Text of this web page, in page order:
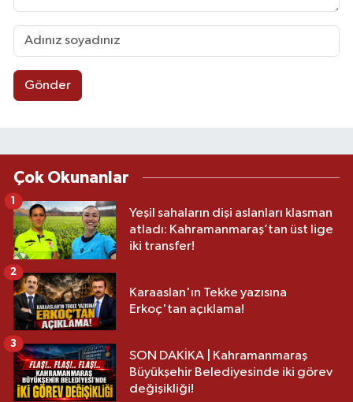
Gönder
Çok Okunanlar
Yeşil sahaların dişi aslanları klasman
atladı: Kahramanmaraş’tan üst lige
iki transfer!
1
Karaaslan'ın Tekke yazısına
Erkoç'tan açıklama!
2
SON DAKİKA | Kahramanmaraş
Büyükşehir Belediyesinde iki görev
değişikliği!
3